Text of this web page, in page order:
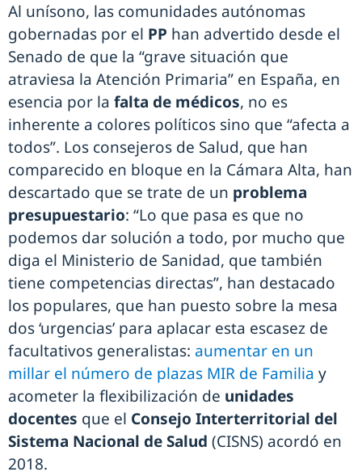
Al unísono, las comunidades autónomas
gobernadas por el PP han advertido desde el
Senado de que la “grave situación que
atraviesa la Atención Primaria” en España, en
esencia por la falta de médicos, no es
inherente a colores políticos sino que “afecta a
todos”. Los consejeros de Salud, que han
comparecido en bloque en la Cámara Alta, han
descartado que se trate de un problema
presupuestario: “Lo que pasa es que no
podemos dar solución a todo, por mucho que
diga el Ministerio de Sanidad, que también
tiene competencias directas”, han destacado
los populares, que han puesto sobre la mesa
dos ‘urgencias’ para aplacar esta escasez de
facultativos generalistas: aumentar en un
millar el número de plazas MIR de Familia y
acometer la flexibilización de unidades
docentes que el Consejo Interterritorial del
Sistema Nacional de Salud (CISNS) acordó en
2018.